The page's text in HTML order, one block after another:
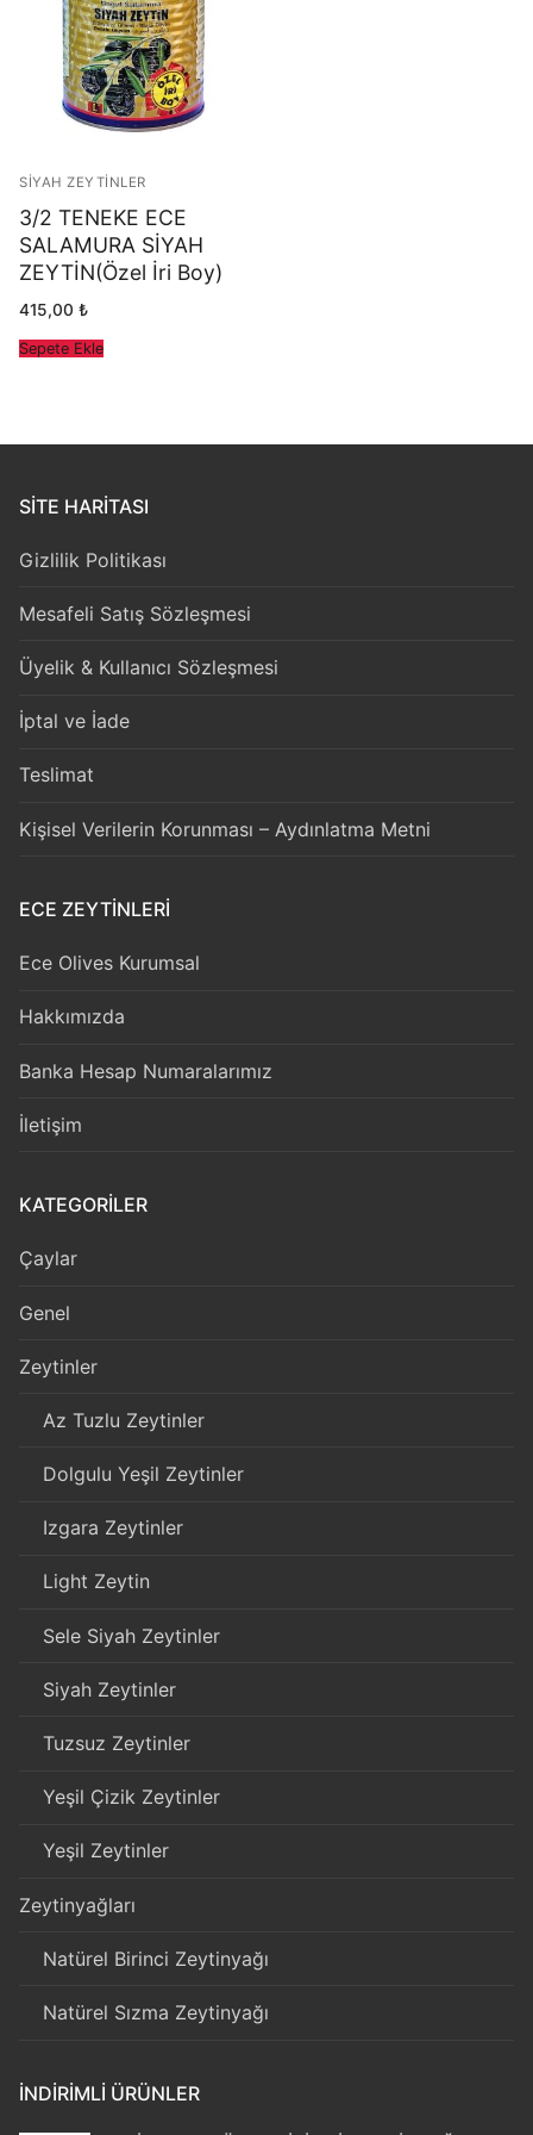
SIYAH ZEYTINLER
3/2 TENEKE ECE
SALAMURA SİYAH
ZEYTİN(Özel İri Boy)
415,00 ₺
Sepete Ekle
SITE HARITASI
Gizlilik Politikası
Mesafeli Satış Sözleşmesi
Üyelik & Kullanıcı Sözleşmesi
İptal ve İade
Teslimat
Kişisel Verilerin Korunması – Aydınlatma Metni
ECE ZEYTİNLERİ
Ece Olives Kurumsal
Hakkımızda
Banka Hesap Numaralarımız
İletişim
KATEGORILER
Çaylar
Genel
Zeytinler
Az Tuzlu Zeytinler
Dolgulu Yeşil Zeytinler
Izgara Zeytinler
Light Zeytin
Sele Siyah Zeytinler
Siyah Zeytinler
Tuzsuz Zeytinler
Yeşil Çizik Zeytinler
Yeşil Zeytinler
Zeytinyağları
Natürel Birinci Zeytinyağı
Natürel Sızma Zeytinyağı
İNDIRIMLI ÜRÜNLER